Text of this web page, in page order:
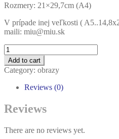
Rozmery: 21×29,7cm (A4)
V prípade inej veľkosti (
maili: miu@miu.sk
Quantity
Add to cart
Category: obrazy
Reviews (0)
Reviews
There are no reviews yet.